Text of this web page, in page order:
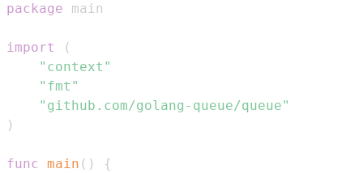
package
import
(
"context"
"fmt"
"github.com/golang-queue/queue"
)
func main ( )
{